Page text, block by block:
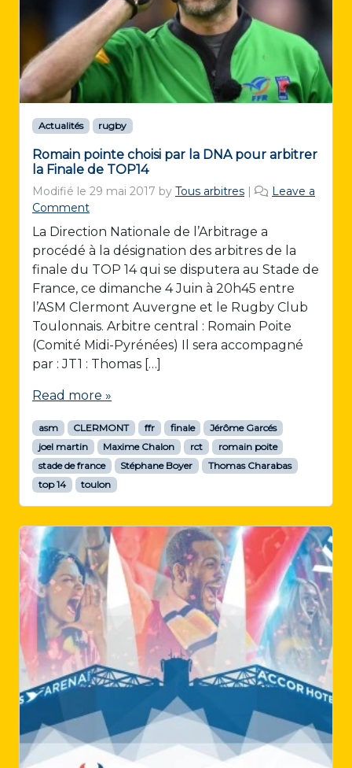
Actualités rugby
Romain pointe choisi par la DNA pour arbitrer
la Finale de TOP14
Modifié le 29 mai 2017 by Tous arbitres |
Leave a
Comment
La Direction Nationale de l’Arbitrage a
procédé à la désignation des arbitres de la
finale du TOP 14 qui se disputera au Stade de
France, ce dimanche 4 Juin à 20h45 entre
l’ASM Clermont Auvergne et le Rugby Club
Toulonnais. Arbitre central : Romain Poite
(Comité Midi-Pyrénées) Il sera accompagné
par : JT1 : Thomas […]
Read more »
asm CLERMONT ffr finale
Jérôme Garcés
joel martin
Maxime Chalon rct
romain poite
stade de france
Stéphane Boyer
Thomas Charabas
top 14
toulon